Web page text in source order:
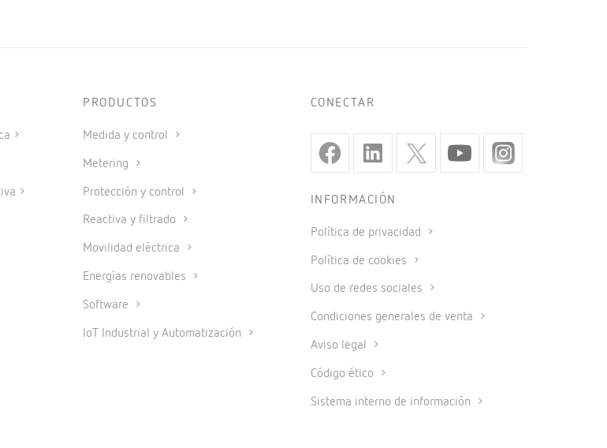
PRODUCTOS
Medida y control
Metering
Protección y control
Reactiva y filtrado
Movilidad eléctrica
Energías renovables
Software
IoT Industrial y Automatización
CONECTAR
INFORMACIÓN
Política de privacidad
Política de cookies
Uso de redes sociales
Condiciones generales de venta
Aviso legal
Código ético
Sistema interno de información